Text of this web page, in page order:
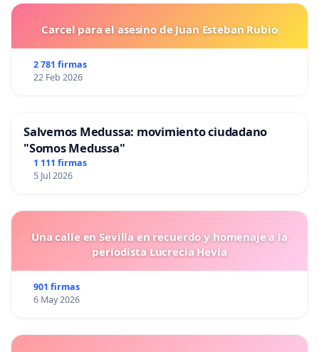
Carcel para el asesino de Juan Esteban Rubio
2 781 firmas
22 Feb 2026
Salvemos Medussa: movimiento ciudadano
"Somos Medussa"
1 111 firmas
5 Jul 2026
Una calle en Sevilla en recuerdo y homenaje a la
periodista Lucrecia Hevia
901 firmas
6 May 2026